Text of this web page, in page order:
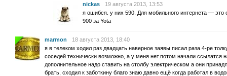
nickas
19 августа 2013, 13:53
я ошибся. у них 590. Для мобильного интернета —
900 за Yota
marmon
18 августа 2013, 18:40
я в телеком ходил раз двадцать наверное заявы писал раза 4-ре
соседей технически возможно, а у меня нет.потом начали ссылатся
дополнительное надо ставить на столбу электрическом а они
брать, сходил к заботкину благо знаю давно ещё когда работал в